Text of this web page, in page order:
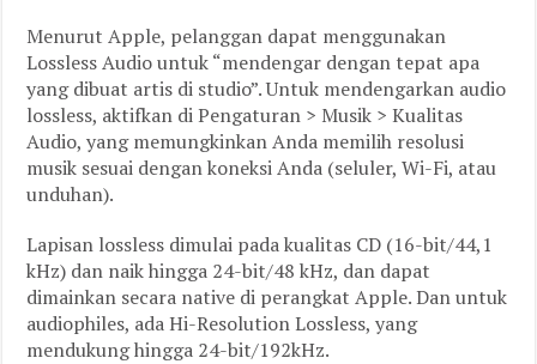
Menurut Apple, pelanggan dapat menggunakan
Lossless Audio untuk “mendengar dengan tepat apa
yang dibuat artis di studio”. Untuk mendengarkan audio
lossless, aktifkan di Pengaturan > Musik > Kualitas
Audio, yang memungkinkan Anda memilih resolusi
musik sesuai dengan koneksi Anda (seluler, Wi-Fi, atau
unduhan).
Lapisan lossless dimulai pada kualitas CD (16-bit/44,1
kHz) dan naik hingga 24-bit/48 kHz, dan dapat
dimainkan secara native di perangkat Apple. Dan untuk
audiophiles, ada Hi-Resolution Lossless, yang
mendukung hingga 24-bit/192kHz.